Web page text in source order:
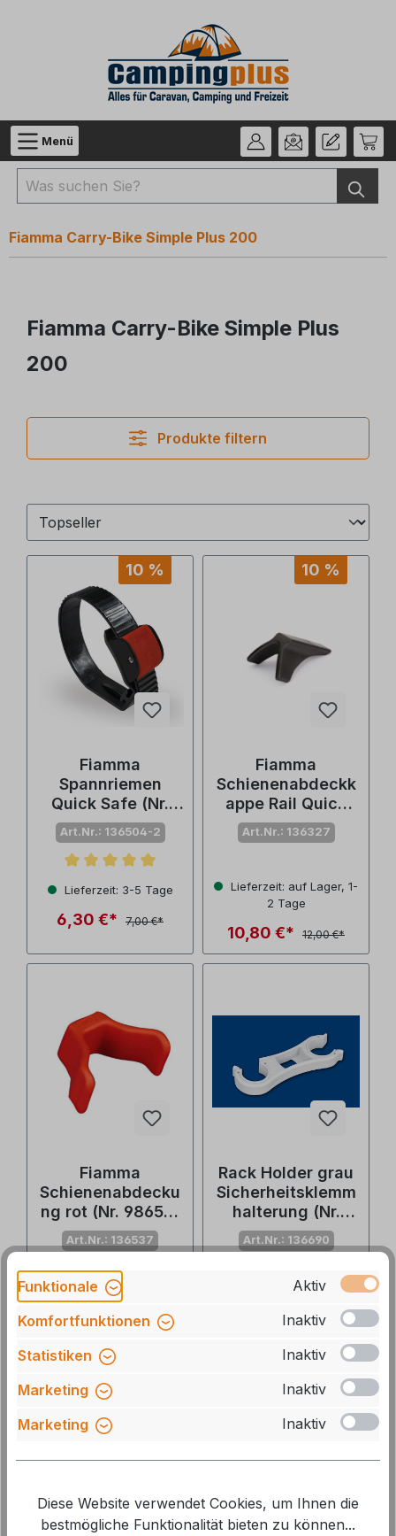
Zum Hauptinhalt springen
Menü
Fiamma Carry-Bike Simple Plus 200
Fiamma Carry-Bike Simple Plus
200
Produkte filtern
10 %
Fiamma
Spannriemen
Quick Safe (Nr.
98656-386)
Art.Nr.: 136504-2
Durchschnittliche Bewertung von 5 von 5 Sternen
Lieferzeit: 3-5 Tage
6,30 €* 7,00 €*
10 %
Fiamma
Schienenabdeckk
appe Rail Quick
Pro schwarz,für
Carry Bike (Nr.
Art.Nr.: 136327
Lieferzeit: auf Lager, 1-
2 Tage
10,80 €* 12,00 €*
Fiamma
Schienenabdecku
ng rot (Nr. 98656-
079)
Art.Nr.: 136537
Lieferzeit: 3-5 Tage
9,05 €*
Rack Holder grau
Sicherheitsklemm
halterung (Nr.
98656-378)
Art.Nr.: 136690
Lieferzeit: auf Lager, 1-
10 %
Funktionale
Aktiv
Komfortfunktionen
Inaktiv
Statistiken
Inaktiv
Marketing
Inaktiv
Marketing
Inaktiv
Diese Website verwendet Cookies, um Ihnen die
bestmögliche Funktionalität bieten zu können...